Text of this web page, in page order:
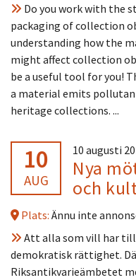
Do you work with the
packaging of collection
understanding how the
might affect collection
be a useful tool for you!
a material emits
heritage collections. ...
10
AUG
10 augusti
Nya
och
Plats: Ännu inte
Att alla som vill har
demokratisk rättighet.
Riksantikvarieämbetet